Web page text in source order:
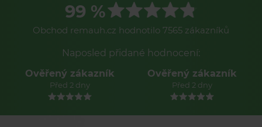
99 %
Obchod remauh.cz hodnotilo 7565 zákazníků
Naposled přidané hodnocení:
Ověřený zákazník
Před 2 dny
Ověřený zákazník
Před 2 dny